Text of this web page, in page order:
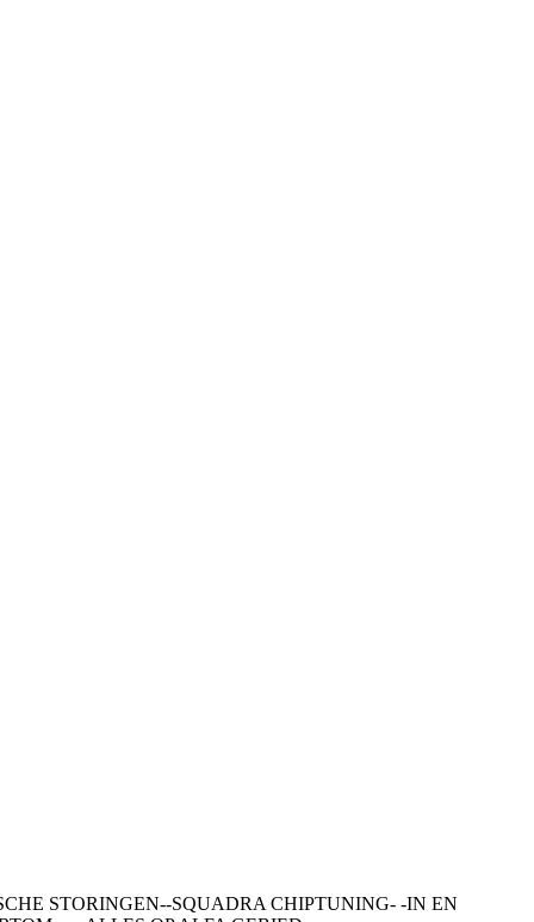
STORINGEN--SQUADRA CHIPTUNING- -IN EN